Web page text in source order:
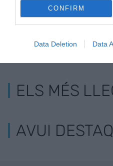
CONFIRM
Data Deletion Data
ELS MÉS
AVUI